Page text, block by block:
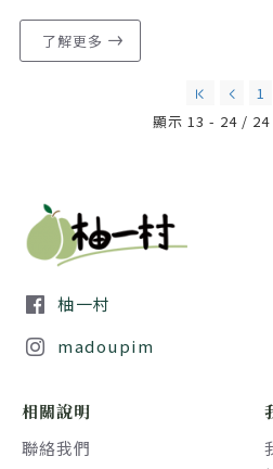
了解更多
1
顯示 13 - 24 / 24
柚一村
madoupim
相關說明
聯絡我們